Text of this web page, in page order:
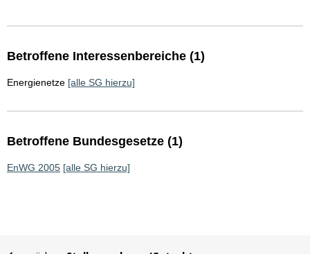
Betroffene Interessenbereiche (1)
Energienetze [alle SG hierzu]
Betroffene Bundesgesetze (1)
EnWG 2005 [alle SG hierzu]